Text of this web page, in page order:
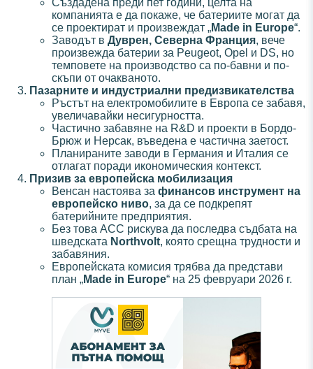
компанията е да покаже, че батериите могат да
се проектират и произвеждат „Made in Europe“.
Заводът в Дуврен, Северна Франция, вече
произвежда батерии за Peugeot, Opel и DS, но
темповете на производство са по-бавни и по-
скъпи от очакваното.
Пазарните и индустриални предизвикателства
Ръстът на електромобилите в Европа се забавя,
увеличавайки несигурността.
Частично забавяне на R&D и проекти в Бордо-
Брюж и Нерсак, въведена е частична заетост.
Планираните заводи в Германия и Италия се
отлагат поради икономическия контекст.
Призив за европейска мобилизация
Венсан настоява за финансов инструмент на
европейско ниво, за да се подкрепят
батерийните предприятия.
Без това ACC рискува да последва съдбата на
шведската Northvolt, която срещна трудности и
забавяния.
Европейската комисия трябва да представи
план „Made in Europe“ на 25 февруари 2026 г.